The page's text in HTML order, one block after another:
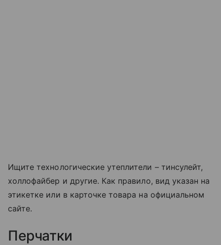
Ищите технологические утеплители – тинсулейт,
холлофайбер и другие. Как правило, вид указан на
этикетке или в карточке товара на официальном
сайте.
Перчатки